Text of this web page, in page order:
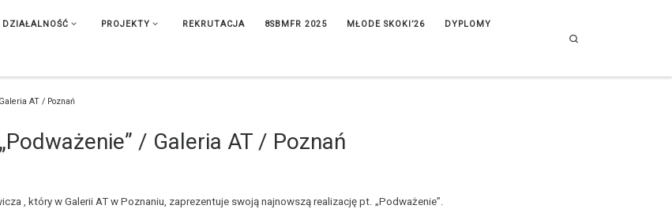
DZIAŁALNOŚĆ PROJEKTY REKRUTACJA 8SBMFR 2025 MŁODE SKOKI’26 DYPLOMY
AT / Poznań
/ Galeria AT / Poznań
, który w Galerii AT w Poznaniu, zaprezentuje swoją najnowszą realizację pt. „Podważenie”.